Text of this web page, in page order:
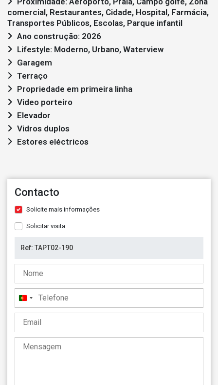
comercial, Restaurantes, Cidade, Hospital, Farmácia,
Transportes Públicos, Escolas, Parque infantil
Ano construção: 2026
Lifestyle: Moderno, Urbano, Waterview
Garagem
Terraço
Propriedade em primeira linha
Video porteiro
Elevador
Vidros duplos
Estores eléctricos
Contacto
Solicite mais informações
Solicitar visita
Portugal
+351